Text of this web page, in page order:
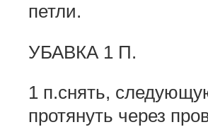
петли.
УБАВКА 1 П.
1 п.снять,
протянуть через